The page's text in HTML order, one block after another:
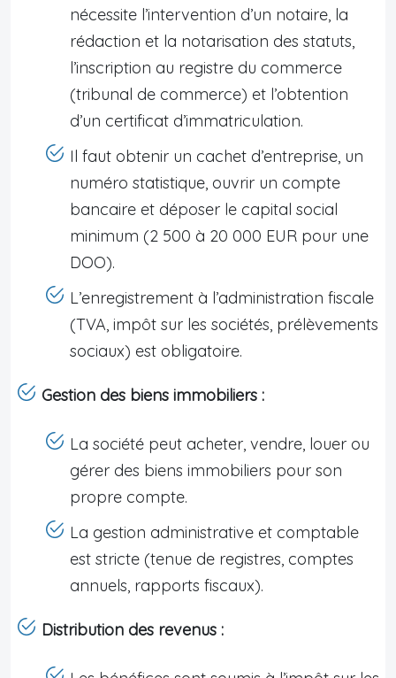
nécessite l’intervention d’un notaire, la
rédaction et la notarisation des statuts,
l’inscription au registre du commerce
(tribunal de commerce) et l’obtention
d’un certificat d’immatriculation.
Il faut obtenir un cachet d’entreprise, un
numéro statistique, ouvrir un compte
bancaire et déposer le capital social
minimum (2 500 à 20 000 EUR pour une
DOO).
L’enregistrement à l’administration fiscale
(TVA, impôt sur les sociétés, prélèvements
sociaux) est obligatoire.
Gestion des biens immobiliers :
La société peut acheter, vendre, louer ou
gérer des biens immobiliers pour son
propre compte.
La gestion administrative et comptable
est stricte (tenue de registres, comptes
annuels, rapports fiscaux).
Distribution des revenus :